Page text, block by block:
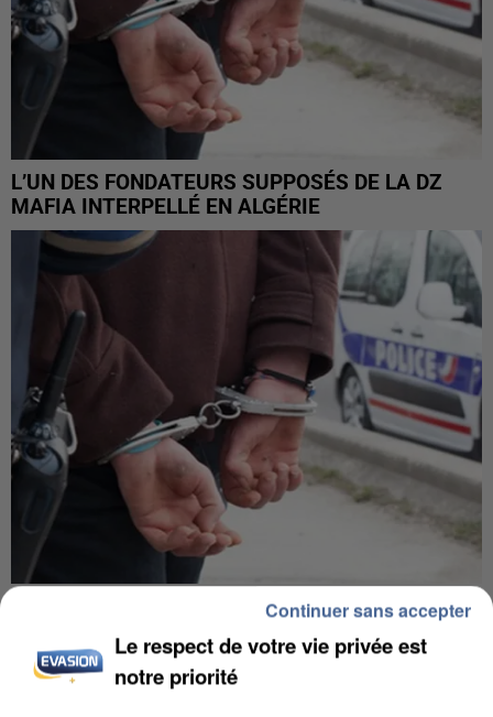
L’UN DES FONDATEURS SUPPOSÉS DE LA DZ
MAFIA INTERPELLÉ EN ALGÉRIE
UN SECOND CADRE DE LA DZ MAFIA
Le respect de votre vie privée est
notre priorité
Continuer sans accepter